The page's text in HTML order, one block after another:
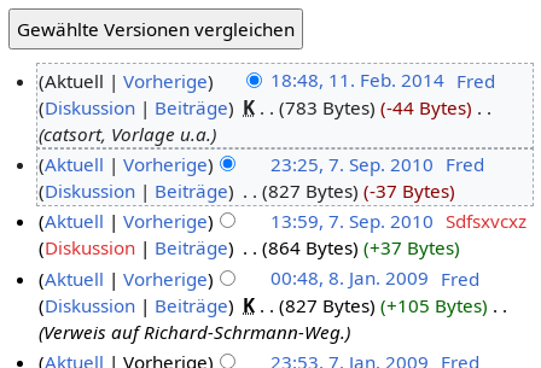
Aktuell Vorherige 18:48, 11. Feb. 2014‎ Fred
Diskussion
Beiträge K 783 Bytes -44 Bytes
catsort, Vorlage u.a.
Aktuell
Vorherige 23:25, 7. Sep. 2010 Fred
Diskussion
Beiträge 827 Bytes
-37 Bytes
Aktuell
Vorherige 13:59, 7. Sep. 2010 Sdfsxvcxz
Diskussion
Beiträge 864 Bytes
+37 Bytes
Aktuell
Vorherige 00:48, 8. Jan. 2009 Fred
Diskussion
Beiträge K 827 Bytes +105 Bytes
Verweis auf Richard-Schrmann-Weg.
Aktuell
Vorherige 23:53, 7. Jan. 2009 Fred